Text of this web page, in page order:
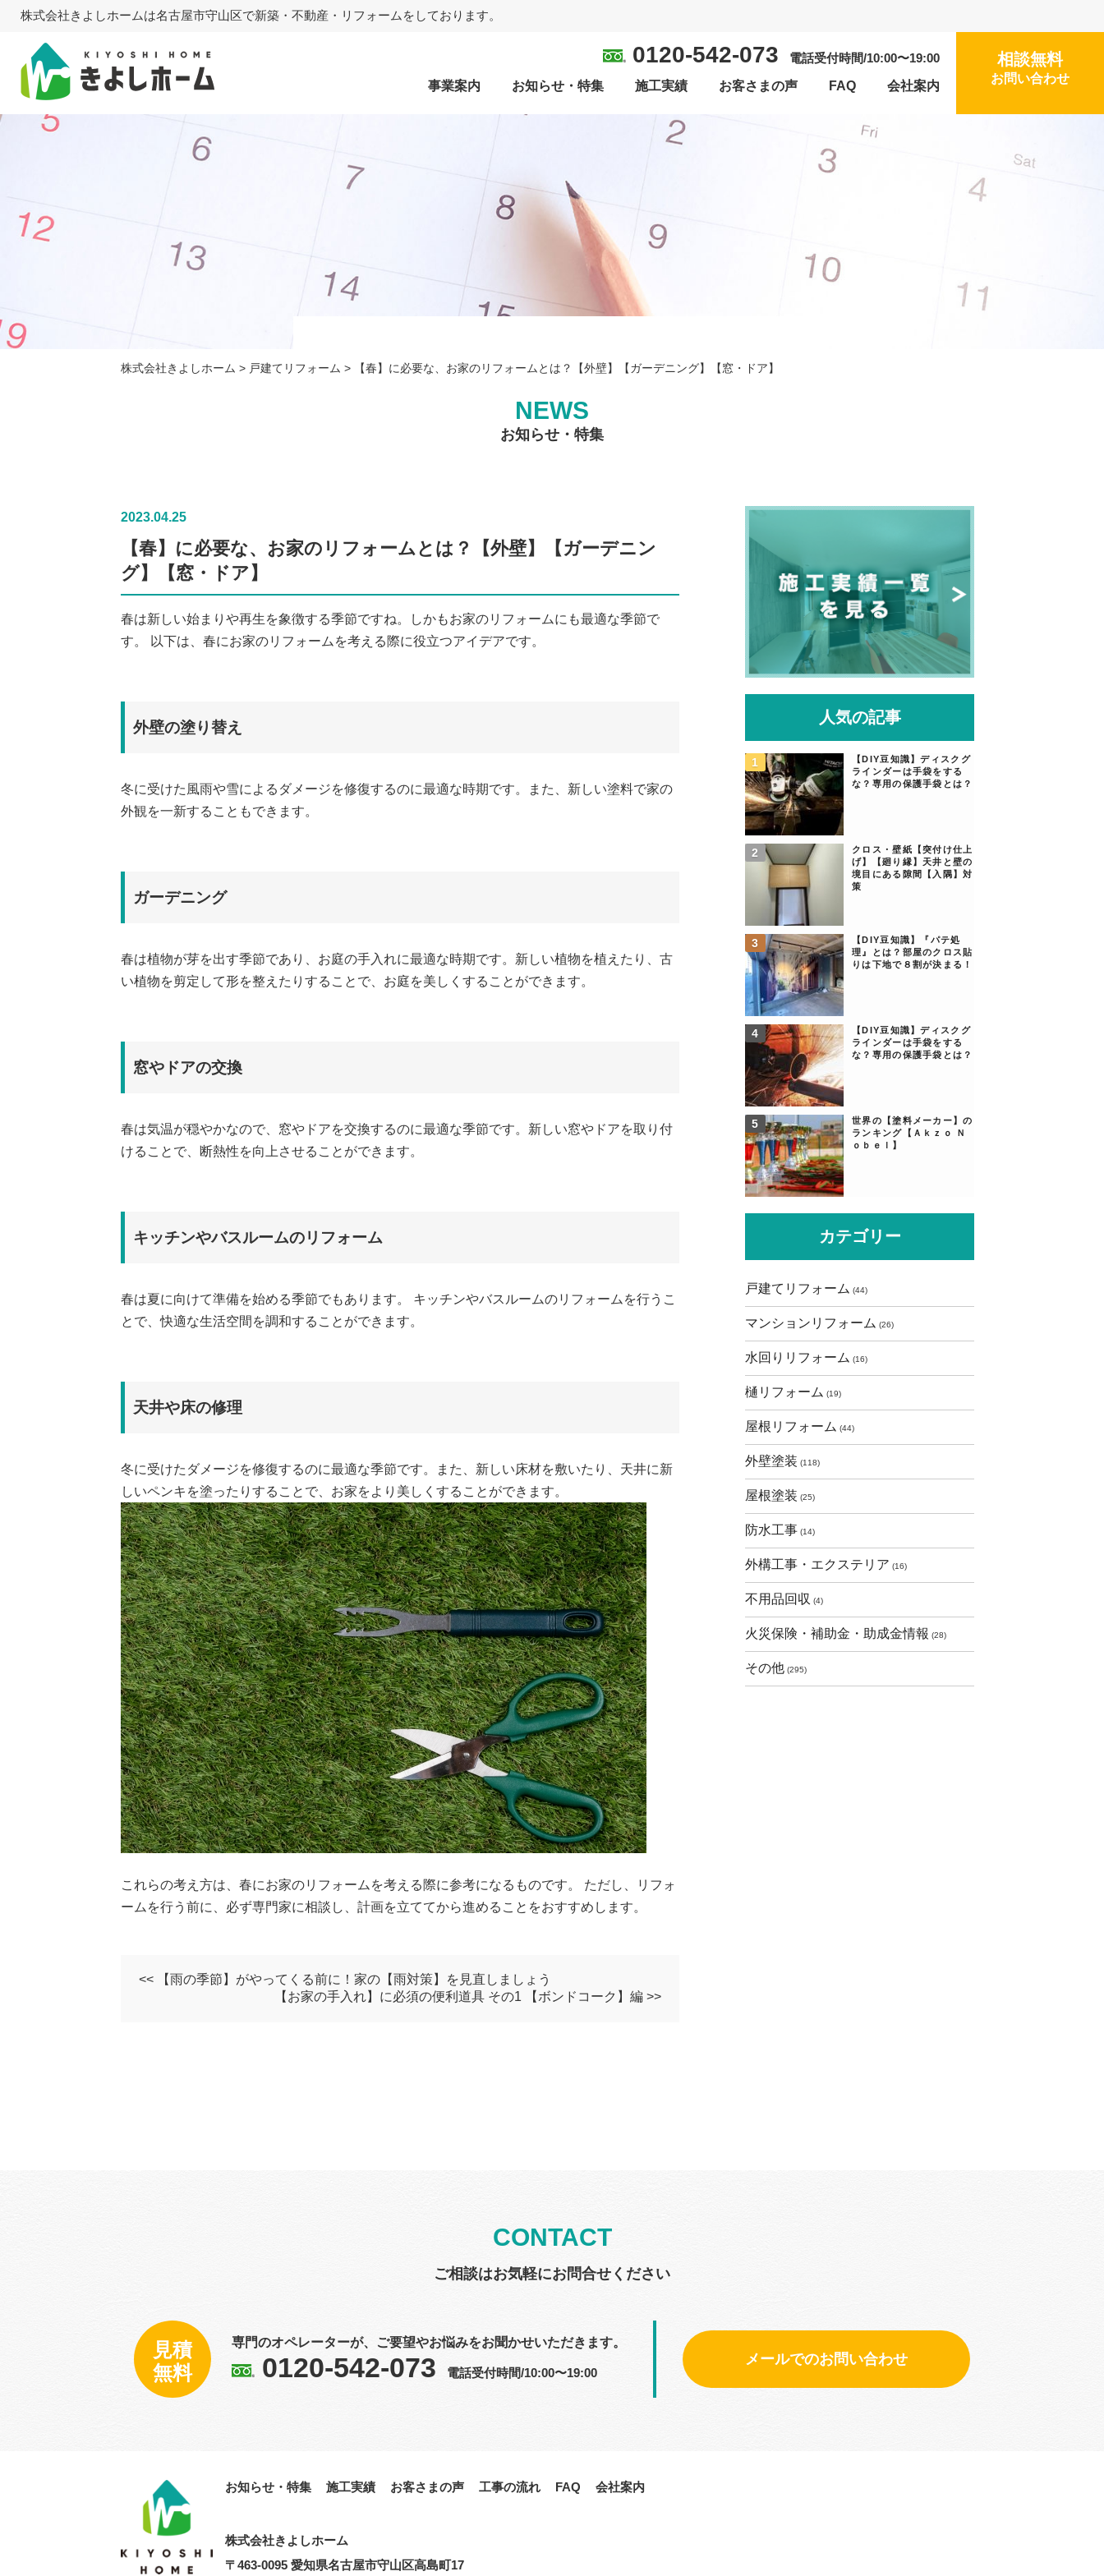
株式会社きよしホームは名古屋市守山区で新築・不動産・リフォームをしております。
相談無料
お問い合わせ
0120-542-073
電話受付時間/10:00〜19:00
事業案内
お知らせ・特集 施工実績 お客さまの声 FAQ 会社案内
株式会社きよしホーム > 戸建てリフォーム > 【春】に必要な、お家のリフォームとは？【外壁】【ガーデニング】【窓・ドア】
NEWS
お知らせ・特集
2023.04.25
【春】に必要な、お家のリフォームとは？【外壁】【ガーデニン
グ】【窓・ドア】
春は新しい始まりや再生を象徴する季節ですね。しかもお家のリフォームにも最適な季節で
す。 以下は、春にお家のリフォームを考える際に役立つアイデアです。
外壁の塗り替え
冬に受けた風雨や雪によるダメージを修復するのに最適な時期です。また、新しい塗料で家の
外観を一新することもできます。
ガーデニング
春は植物が芽を出す季節であり、お庭の手入れに最適な時期です。新しい植物を植えたり、古
い植物を剪定して形を整えたりすることで、お庭を美しくすることができます。
窓やドアの交換
春は気温が穏やかなので、窓やドアを交換するのに最適な季節です。新しい窓やドアを取り付
けることで、断熱性を向上させることができます。
キッチンやバスルームのリフォーム
春は夏に向けて準備を始める季節でもあります。 キッチンやバスルームのリフォームを行うこ
とで、快適な生活空間を調和することができます。
天井や床の修理
冬に受けたダメージを修復するのに最適な季節です。また、新しい床材を敷いたり、天井に新
しいペンキを塗ったりすることで、お家をより美しくすることができます。
これらの考え方は、春にお家のリフォームを考える際に参考になるものです。 ただし、リフォ
ームを行う前に、必ず専門家に相談し、計画を立ててから進めることをおすすめします。
<< 【雨の季節】がやってくる前に！家の【雨対策】を見直しましょう
【お家の手入れ】に必須の便利道具 その1 【ボンドコーク】編 >>
人気の記事
【DIY豆知識】ディスクグ
ラインダーは手袋をする
な？専用の保護手袋とは？
クロス・壁紙【突付け仕上
げ】【廻り縁】天井と壁の
境目にある隙間【入隅】対
策
【DIY豆知識】『パテ処
理』とは？部屋のクロス貼
りは下地で８割が決まる！
【DIY豆知識】ディスクグ
ラインダーは手袋をする
な？専用の保護手袋とは？
世界の【塗料メーカー】の
ランキング【Ａｋｚｏ Ｎ
ｏｂｅｌ】
カテゴリー
戸建てリフォーム (44)
マンションリフォーム (26)
水回りリフォーム (16)
樋リフォーム (19)
屋根リフォーム (44)
外壁塗装 (118)
屋根塗装 (25)
防水工事 (14)
外構工事・エクステリア (16)
不用品回収 (4)
火災保険・補助金・助成金情報 (28)
その他 (295)
CONTACT
ご相談はお気軽にお問合せください
見積
無料
専門のオペレーターが、ご要望やお悩みをお聞かせいただきます。
0120-542-073 電話受付時間/10:00〜19:00
メールでのお問い合わせ
お知らせ・特集 施工実績 お客さまの声 工事の流れ FAQ 会社案内
株式会社きよし​ホーム
〒463-0095 愛知県名古屋市守山区高島町17